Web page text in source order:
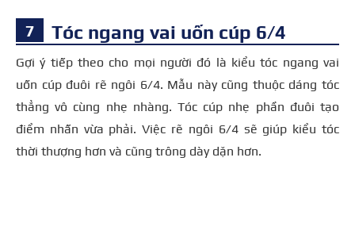
Tóc ngang vai uốn cúp 6/4
Gợi ý tiếp theo cho mọi người đó là kiểu tóc ngang vai
uốn cúp đuôi rẽ ngôi 6/4. Mẫu này cũng thuộc dáng tóc
thẳng vô cùng nhẹ nhàng. Tóc cúp nhẹ phần đuôi tạo
điểm nhấn vừa phải. Việc rẽ ngôi 6/4 sẽ giúp kiểu tóc
thời thượng hơn và cũng trông dày dặn hơn.